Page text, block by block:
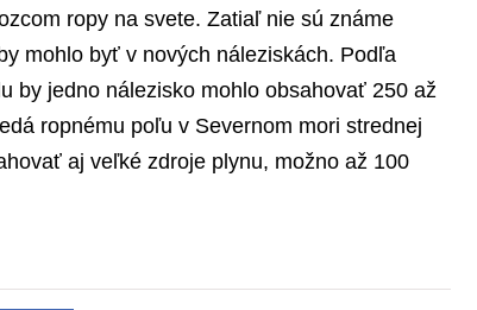
ropy na svete. Zatiaľ nie sú známe
mohlo byť v nových náleziskách. Podľa
by jedno nálezisko mohlo obsahovať 250 až
ropnému poľu v Severnom mori strednej
aj veľké zdroje plynu, možno až 100